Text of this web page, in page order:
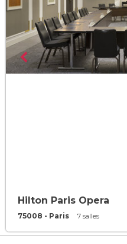
Hilton Paris Opera
75008 - Paris 7 salles